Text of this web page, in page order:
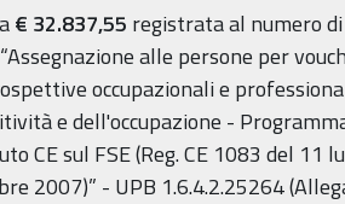
€ 32.837,55 registrata al numero
“Assegnazione alle persone per
occupazionali e
e dell'occupazione -
CE sul FSE (Reg. CE 1083 del 11
2007)” - UPB 1.6.4.2.25264